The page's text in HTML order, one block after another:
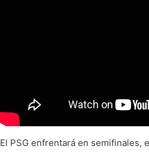
El PSG enfrentará en semifinales,